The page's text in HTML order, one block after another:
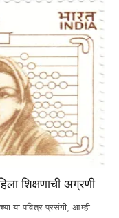
शिक्षणाची अग्रणी
या पवित्र प्रसंगी, आम्ही